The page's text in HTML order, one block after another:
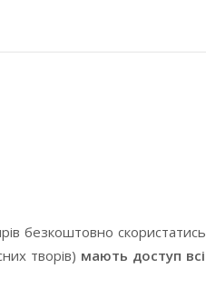
безкоштовно скористатись
творів) мають доступ всі